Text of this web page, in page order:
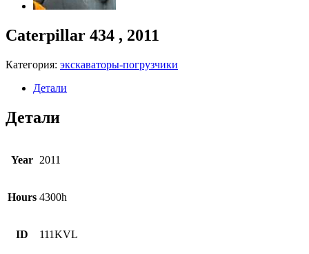
Caterpillar 434 , 2011
Категория: экскаваторы-погрузчики
Детали
Детали
Year 2011
Hours 4300h
ID 111KVL